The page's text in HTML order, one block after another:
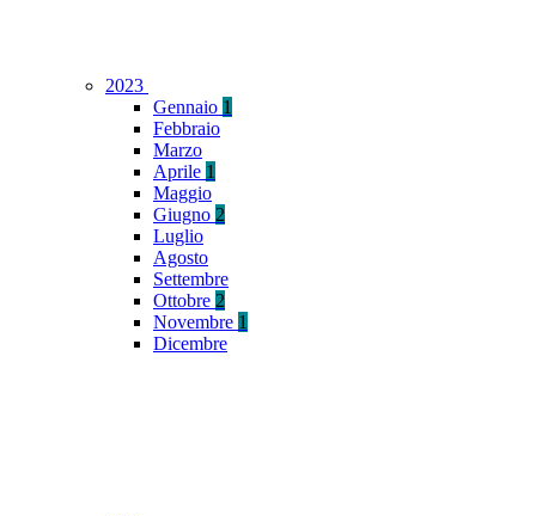
2023
Gennaio 1
Febbraio
Marzo
Aprile 1
Maggio
Giugno 2
Luglio
Agosto
Settembre
Ottobre 2
Novembre 1
Dicembre